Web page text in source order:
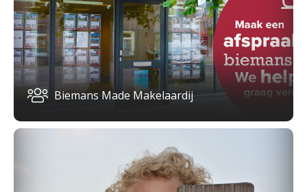
Biemans Made Makelaardij